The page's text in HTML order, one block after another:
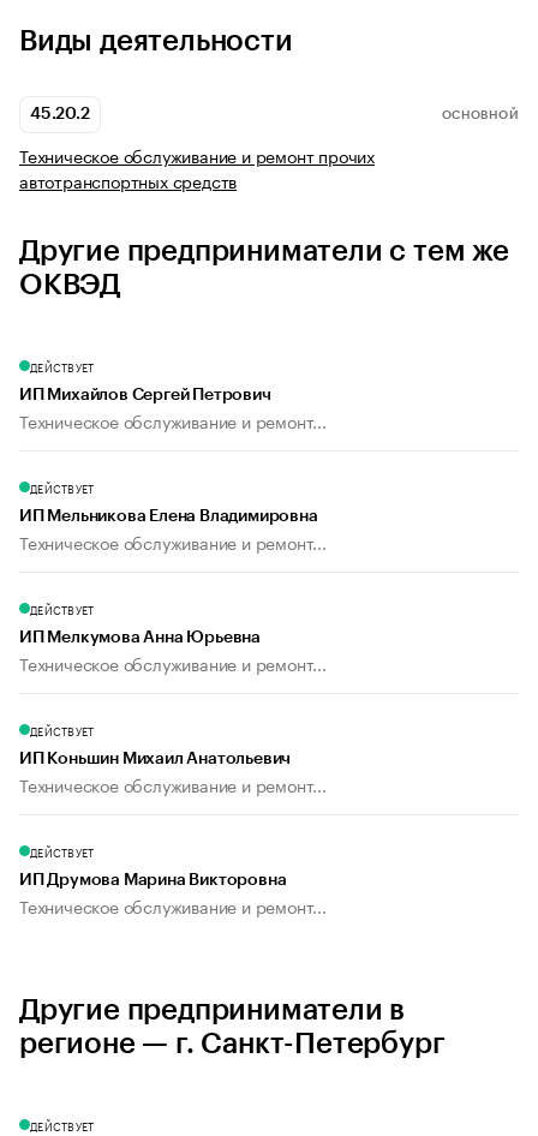
Виды деятельности
45.20.2 ОСНОВНОЙ
Техническое обслуживание и ремонт прочих
автотранспортных средств
Другие предприниматели с тем же
ОКВЭД
ДЕЙСТВУЕТ
ИП Михайлов Сергей Петрович
Техническое обслуживание и ремонт...
ДЕЙСТВУЕТ
ИП Мельникова Елена Владимировна
Техническое обслуживание и ремонт...
ДЕЙСТВУЕТ
ИП Мелкумова Анна Юрьевна
Техническое обслуживание и ремонт...
ДЕЙСТВУЕТ
ИП Коньшин Михаил Анатольевич
Техническое обслуживание и ремонт...
ДЕЙСТВУЕТ
ИП Друмова Марина Викторовна
Техническое обслуживание и ремонт...
Другие предприниматели в
регионе — г. Санкт-Петербург
ДЕЙСТВУЕТ